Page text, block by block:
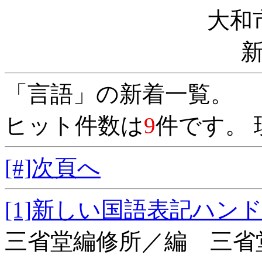
大和
「言語」の新着一覧。
ヒット件数は9件です。
[#]次頁へ
[1]新しい国語表記
三省堂編修所／編 三省